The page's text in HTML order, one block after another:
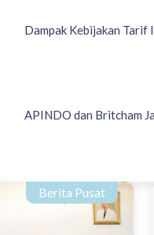
Dampak Kebijakan Tarif
APINDO dan Britcham
Berita Pusat